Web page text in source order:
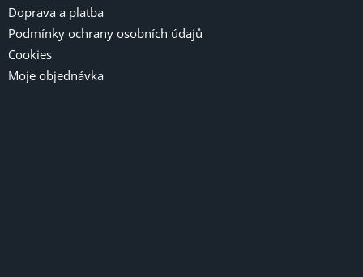
Doprava a platba
Podmínky ochrany osobních údajů
Cookies
Moje objednávka